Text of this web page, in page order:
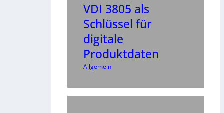
VDI 3805 als
Schlüssel für
digitale
Produktdaten
Allgemein